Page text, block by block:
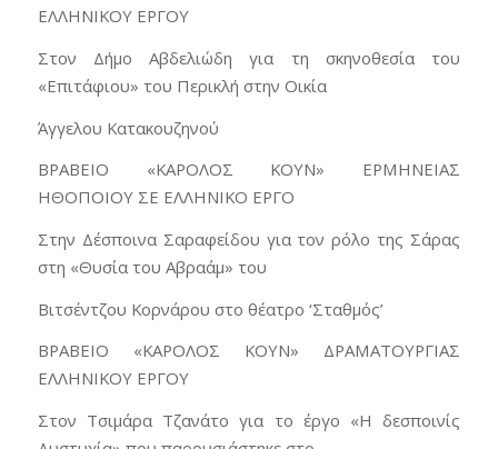
ΕΛΛΗΝΙΚΟΥ ΕΡΓΟΥ
Στον Δήμο Αβδελιώδη για τη σκηνοθεσία του
«Επιτάφιου» του Περικλή στην Οικία
Άγγελου Κατακουζηνού
ΒΡΑΒΕΙΟ «ΚΑΡΟΛΟΣ ΚΟΥΝ» ΕΡΜΗΝΕΙΑΣ
ΗΘΟΠΟΙΟΥ ΣΕ ΕΛΛΗΝΙΚΟ ΕΡΓΟ
Στην Δέσποινα Σαραφείδου για τον ρόλο της Σάρας
στη «Θυσία του Αβραάμ» του
Βιτσέντζου Κορνάρου στο θέατρο ‘Σταθμός’
ΒΡΑΒΕΙΟ «ΚΑΡΟΛΟΣ ΚΟΥΝ» ΔΡΑΜΑΤΟΥΡΓΙΑΣ
ΕΛΛΗΝΙΚΟΥ ΕΡΓΟΥ
Στον Τσιμάρα Τζανάτο για το έργο «Η δεσποινίς